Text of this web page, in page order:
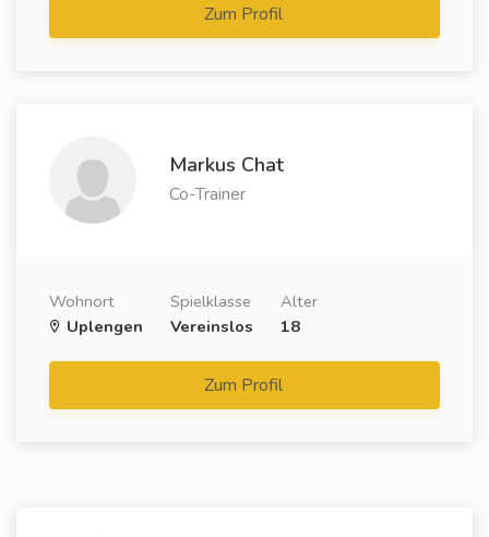
Zum Profil
Markus Chat
Co-Trainer
Wohnort
Uplengen
Spielklasse
Vereinslos
Alter
18
Zum Profil